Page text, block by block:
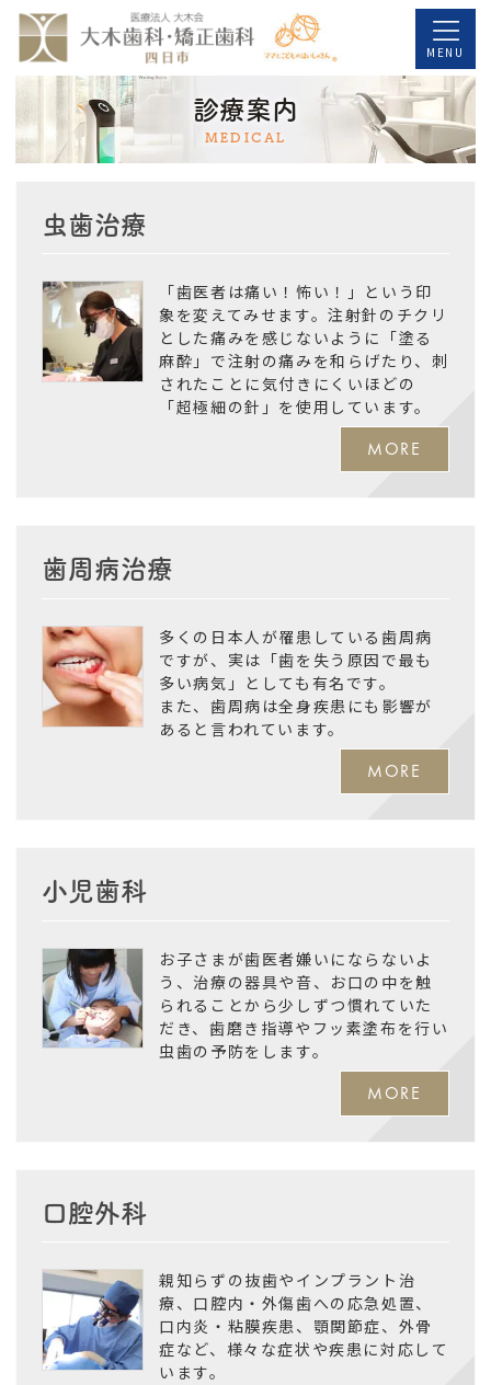
ン
ツ
ー
シ
診療案内
MEDICAL
虫歯治療
「歯医者は痛い！怖い！」という印
象を変えてみせます。注射針のチクリ
とした痛みを感じないように「塗る
麻酔」で注射の痛みを和らげたり、刺
されたことに気付きにくいほどの
「超極細の針」を使用しています。
MORE
歯周病治療
多くの日本人が罹患している歯周病
ですが、実は「歯を失う原因で最も
多い病気」としても有名です。
また、歯周病は全身疾患にも影響が
あると言われています。
MORE
小児歯科
お子さまが歯医者嫌いにならないよ
う、治療の器具や音、お口の中を触
られることから少しずつ慣れていた
だき、歯磨き指導やフッ素塗布を行い
虫歯の予防をします。
MORE
口腔外科
親知らずの抜歯やインプラント治
療、口腔内・外傷歯への応急処置、
口内炎・粘膜疾患、顎関節症、外骨
症など、様々な症状や疾患に対応して
います。
MENU